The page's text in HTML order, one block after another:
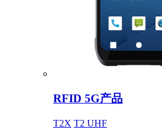
RFID 5G产品
T2X T2 UHF